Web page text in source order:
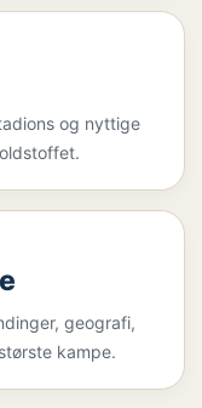
og nyttige
geografi,
kampe.